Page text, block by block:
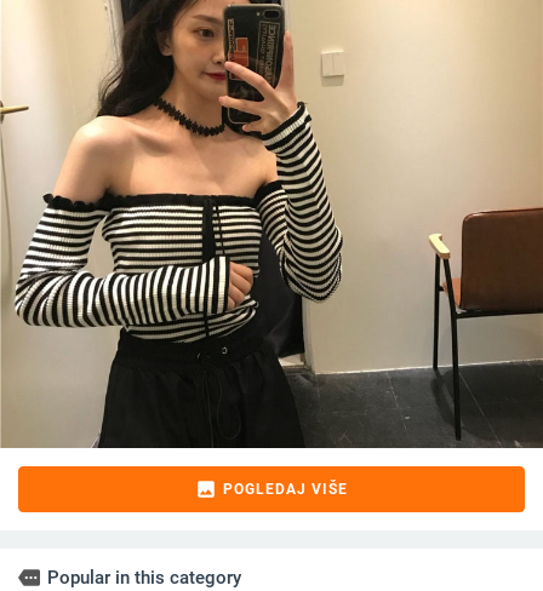
image POGLEDAJ VIŠE
more Popular in this category